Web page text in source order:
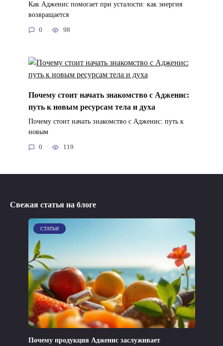
Как Адженис помогает при усталости: как энергия
возвращается
0 98
Почему стоит начать знакомство с Адженис:
путь к новым ресурсам тела и духа
Почему стоит начать знакомство с Адженис: путь к
новым
0 119
Свежая статья на блоге
СТАТЬИ
Почему продукция Адженис заслуживает